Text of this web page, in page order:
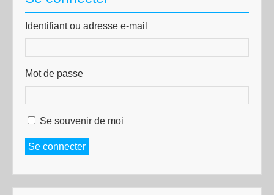
Identifiant ou adresse e-mail
Mot de passe
Se souvenir de moi
Se connecter